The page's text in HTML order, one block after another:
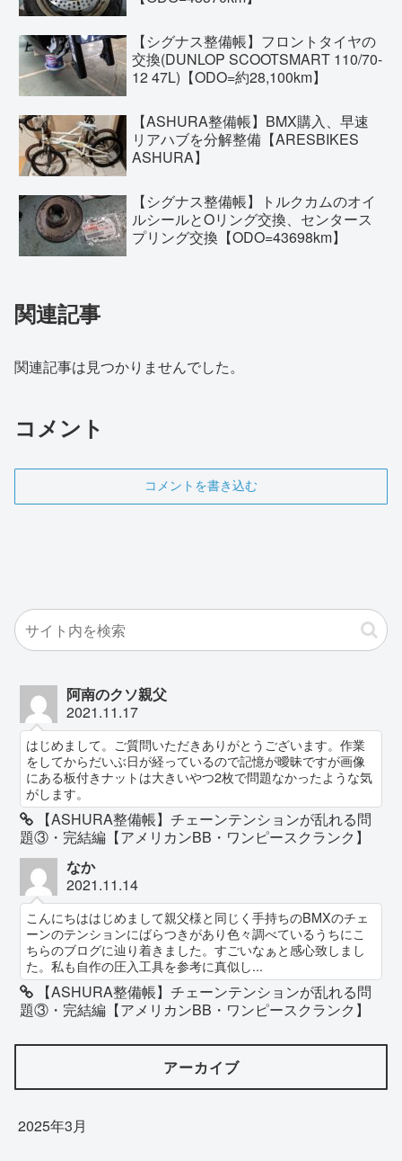
【シグナス整備帳】フロントタイヤの
交換(DUNLOP SCOOTSMART 110/70-
12 47L)【ODO=約28,100km】
【ASHURA整備帳】BMX購入、早速
リアハブを分解整備【ARESBIKES
ASHURA】
【シグナス整備帳】トルクカムのオイ
ルシールとOリング交換、センタース
プリング交換【ODO=43698km】
関連記事
関連記事は見つかりませんでした。
コメント
コメントを書き込む
阿南のクソ親父
2021.11.17
はじめまして。ご質問いただきありがとうございます。作業
をしてからだいぶ日が経っているので記憶が曖昧ですが画像
にある板付きナットは大きいやつ2枚で問題なかったような気
がします。
【ASHURA整備帳】チェーンテンションが乱れる問
題③・完結編【アメリカンBB・ワンピースクランク】
なか
2021.11.14
こんにちははじめまして親父様と同じく手持ちのBMXのチェ
ーンのテンションにばらつきがあり色々調べているうちにこ
ちらのブログに辿り着きました。すごいなぁと感心致しまし
た。私も自作の圧入工具を参考に真似し...
【ASHURA整備帳】チェーンテンションが乱れる問
題③・完結編【アメリカンBB・ワンピースクランク】
アーカイブ
2025年3月